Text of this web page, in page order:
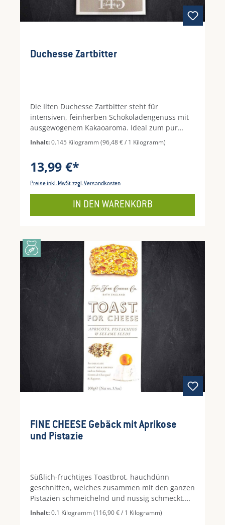
Duchesse Zartbitter
Die Ilten Duchesse Zartbitter steht für
intensiven, feinherben Schokoladengenuss mit
ausgewogenem Kakaoaroma. Ideal zum pur
genießen, als Begleiter zu Espresso und Rotwein
oder zum Verfeinern von Desserts, Gebäck und
Zartbitterschokolade für alle, die es aromatisch
und nicht zu süß mögen.
Inhalt:0.145 Kilogramm(96,48 € / 1 Kilogramm)
13,99 €*
Preise inkl. MwSt. zzgl. Versandkosten
IN DEN WARENKORB
FINE CHEESE Gebäck mit Aprikose
und Pistazie
Süßlich-fruchtiges Toastbrot, hauchdünn
geschnitten, welches zusammen mit den ganzen
Pistazien schmeichelnd und nussig schmeckt.
Mit der Säure von frischem Ziegenkäse, Crottin
de Chavignol, Robiola und gereiftem
Inhalt:0.1 Kilogramm(116,90 € / 1 Kilogramm)